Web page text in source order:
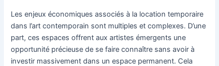
Les enjeux économiques associés à la location temporaire
dans l’art contemporain sont multiples et complexes. D’une
part, ces espaces offrent aux artistes émergents une
opportunité précieuse de se faire connaître sans avoir à
investir massivement dans un espace permanent. Cela